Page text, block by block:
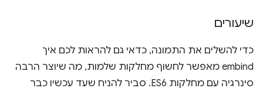
שיעורים
כדי להשלים את התמונה, כדאי גם להראות לכם איך
embind מאפשר לחשוף מחלקות שלמות, מה שיוצר הרבה
סינרגיה עם מחלקות ES6. סביר להניח שעד עכשיו כבר